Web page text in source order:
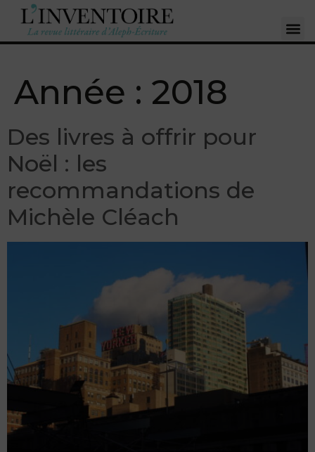
Année : 2018
Des livres à offrir pour
Noël : les
recommandations de
Michèle Cléach